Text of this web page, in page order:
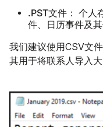
.PST文件： 个人
件、日历事件及其
我们建议使用CSV文
其用于将联系人导入大